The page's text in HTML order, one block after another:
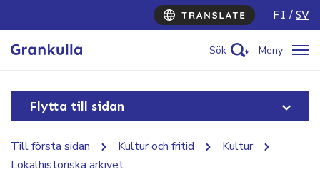
FI SV
Sök Meny
Flytta till sidan
Till första sidan Kultur och fritid
Kultur
Lokalhistoriska arkivet